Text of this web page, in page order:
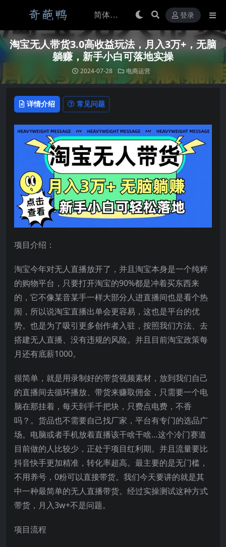
登录
淘宝无人带货3.0高收益玩法，月入3万+，无脑
躺赚，新手小白可落地实操
2024-07-28 电商运营
详情介绍 常见问题
项目介绍：
淘宝今年对无人直播放开了，并且淘宝本身是一个纯粹
的购物平台，只要打开淘宝的90%都是冲着买东西来
的，它不像某音某手一样大部分人进直播间也是看个热
闹，所以说淘宝直播出单会更容易，这也是平台的优
势。也是为了吸引更多创作者入驻，按照我们方法、去
搭建无人直播、没有违规的风险。并且目前淘宝政策每
月还有底薪1000。
很简单，就是用录制好的带货视频素材，放到我们自己
的直播间去循环播放、带货来赚取佣金，只需要一个电
脑在那挂着，每天到手千把块，只费点电费，不香
吗？。货品也不需要自己找厂家，平台有专门的选品广
场。电脑或者手机放着直播该干啥干啥…这个冷门赛道
目前做的人比较少，正处于项目红利期。并且流量要比
抖音快手更加精准，转化率超高。最主要的是无门槛，
不用养号，0粉可以直接带货。我们今天要讲的就是其
中一种最简单的无人直播带货。经过实操测试这种方式
带货，月入3w+不是问题。
项目流程